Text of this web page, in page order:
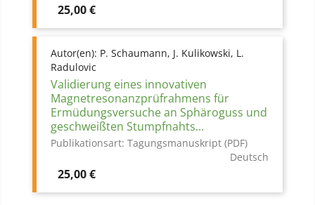
Preis
25,00 €
Autor(en): P. Schaumann, J. Kulikowski, L.
Radulovic
Validierung eines innovativen
Magnetresonanzprüfrahmens für
Ermüdungsversuche an Sphäroguss und
geschweißten Stumpfnahts...
Publikationsart: Tagungsmanuskript (PDF)
Deutsch
Preis
25,00 €